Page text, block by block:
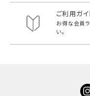
ご利用ガイ
お得な会員
い。